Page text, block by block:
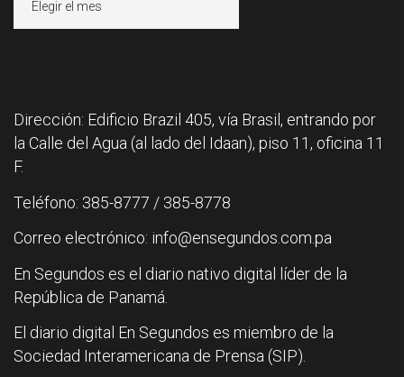
Dirección: Edificio Brazil 405, vía Brasil, entrando por
la Calle del Agua (al lado del Idaan), piso 11, oficina 11
F.
Teléfono: 385-8777 / 385-8778
Correo electrónico: info@ensegundos.com.pa
En Segundos es el diario nativo digital líder de la
República de Panamá.
El diario digital En Segundos es miembro de la
Sociedad Interamericana de Prensa (SIP).